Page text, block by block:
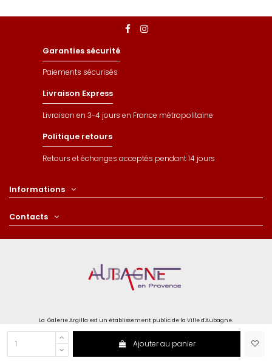
Ajouter au panier
Garanties sécurité
Paiements sécurisés
Livraison Express
Livraison en 3-4 jours en France métropolitaine
Politique retours
Retours et échanges acceptés pendant 14 jours
Informations
Contacts
La Galerie Argilla est un établissement public de la Ville d'Aubagne.
Paiements sécurisé